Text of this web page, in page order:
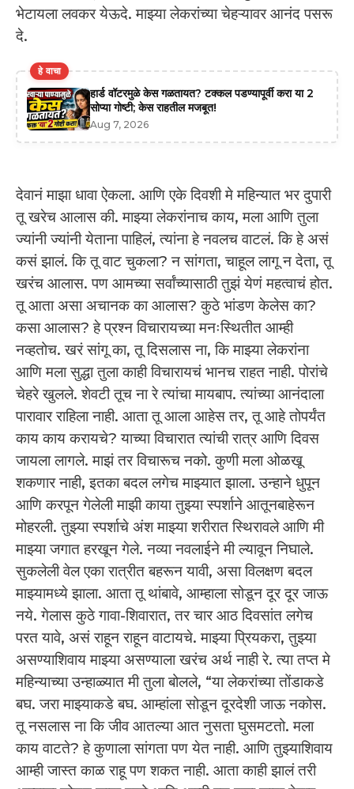
भेटायला लवकर येऊदे. माझ्या लेकरांच्या चेहऱ्यावर आनंद पसरू
दे.
हे वाचा
हार्ड वॉटरमुळे केस गळतायत? टक्कल पडण्यापूर्वी करा या 2
सोप्या गोष्टी; केस राहतील मजबूत!
Aug 7, 2026
देवानं माझा धावा ऐकला. आणि एके दिवशी मे महिन्यात भर दुपारी
तू खरेच आलास की. माझ्या लेकरांनाच काय, मला आणि तुला
ज्यांनी ज्यांनी येताना पाहिलं, त्यांना हे नवलच वाटलं. कि हे असं
कसं झालं. कि तू वाट चुकला? न सांगता, चाहूल लागू न देता, तू
खरंच आलास. पण आमच्या सर्वांच्यासाठी तुझं येणं महत्वाचं होत.
तू आता असा अचानक का आलास? कुठे भांडण केलेस का?
कसा आलास? हे प्रश्न विचारायच्या मनःस्थितीत आम्ही
नव्हतोच. खरं सांगू का, तू दिसलास ना, कि माझ्या लेकरांना
आणि मला सुद्धा तुला काही विचारायचं भानच राहत नाही. पोरांचे
चेहरे खुलले. शेवटी तूच ना रे त्यांचा मायबाप. त्यांच्या आनंदाला
पारावार राहिला नाही. आता तू आला आहेस तर, तू आहे तोपर्यंत
काय काय करायचे? याच्या विचारात त्यांची रात्र आणि दिवस
जायला लागले. माझं तर विचारूच नको. कुणी मला ओळखू
शकणार नाही, इतका बदल लगेच माझ्यात झाला. उन्हाने धुपून
आणि करपून गेलेली माझी काया तुझ्या स्पर्शाने आतूनबाहेरून
मोहरली. तुझ्या स्पर्शाचे अंश माझ्या शरीरात स्थिरावले आणि मी
माझ्या जगात हरखून गेले. नव्या नवलाईने मी ल्यावून निघाले.
सुकलेली वेल एका रात्रीत बहरून यावी, असा विलक्षण बदल
माझ्यामध्ये झाला. आता तू थांबावे, आम्हाला सोडून दूर दूर जाऊ
नये. गेलास कुठे गावा-शिवारात, तर चार आठ दिवसांत लगेच
परत यावे, असं राहून राहून वाटायचे. माझ्या प्रियकरा, तुझ्या
असण्याशिवाय माझ्या असण्याला खरंच अर्थ नाही रे. त्या तप्त मे
महिन्याच्या उन्हाळ्यात मी तुला बोलले, “या लेकरांच्या तोंडाकडे
बघ. जरा माझ्याकडे बघ. आम्हांला सोडून दूरदेशी जाऊ नकोस.
तू नसलास ना कि जीव आतल्या आत नुसता घुसमटतो. मला
काय वाटते? हे कुणाला सांगता पण येत नाही. आणि तुझ्याशिवाय
आम्ही जास्त काळ राहू पण शकत नाही. आता काही झालं तरी